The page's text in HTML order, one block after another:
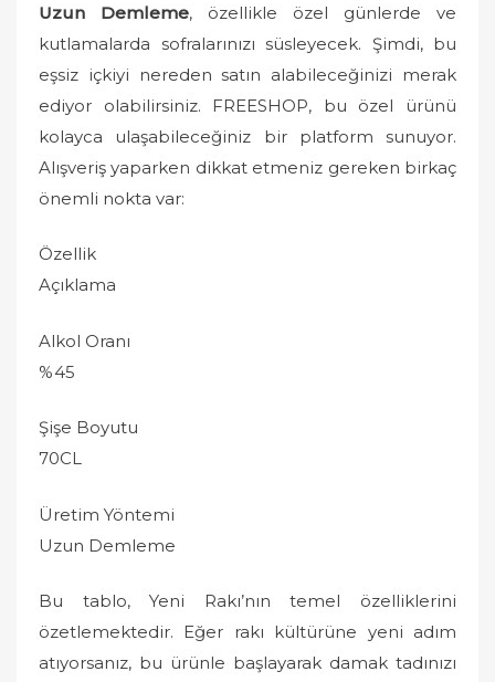
Uzun Demleme, özellikle özel günlerde ve
kutlamalarda sofralarınızı süsleyecek. Şimdi, bu
eşsiz içkiyi nereden satın alabileceğinizi merak
ediyor olabilirsiniz. FREESHOP, bu özel ürünü
kolayca ulaşabileceğiniz bir platform sunuyor.
Alışveriş yaparken dikkat etmeniz gereken birkaç
önemli nokta var:
Özellik
Açıklama
Alkol Oranı
%45
Şişe Boyutu
70CL
Üretim Yöntemi
Uzun Demleme
Bu tablo, Yeni Rakı’nın temel özelliklerini
özetlemektedir. Eğer rakı kültürüne yeni adım
atıyorsanız, bu ürünle başlayarak damak tadınızı